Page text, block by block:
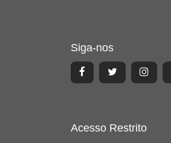
Siga-nos
Acesso Restrito